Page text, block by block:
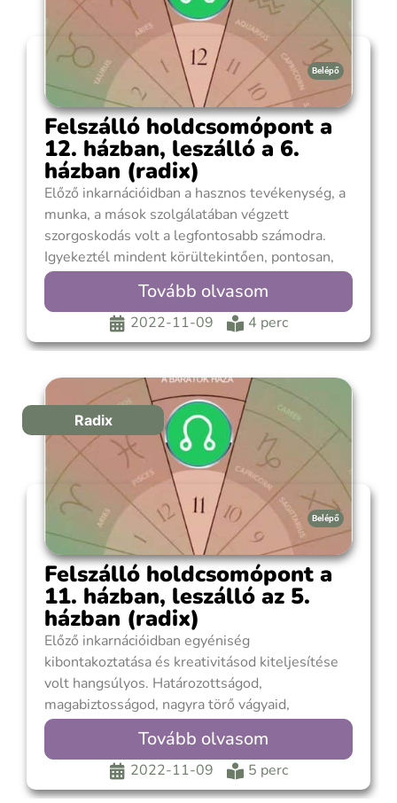
Belépő
Felszálló holdcsomópont a
12. házban, leszálló a 6.
házban (radix)
Előző inkarnációidban a hasznos tevékenység, a
munka, a mások szolgálatában végzett
szorgoskodás volt a legfontosabb számodra.
Igyekeztél mindent körültekintően, pontosan,
precízen végezni, a tökéletességre törekedtél.
Kerülted a felesleges, haszontalan dolgokat, a
legegyszerűbb és leginkább praktikus
megoldásokat kerested. Mindenben a
igyekeztél elhatárolódni, ami elnyomta az
együttérzés
Tovább olvasom
2022-11-09 4 perc
Radix
Belépő
Felszálló holdcsomópont a
11. házban, leszálló az 5.
házban (radix)
Előző inkarnációidban egyéniség
kibontakoztatása és kreativitásod kiteljesítése
volt hangsúlyos. Határozottságod,
magabiztosságod, nagyra törő vágyaid,
bátorságod többnyire sikeressé tettek, ami még
jobban erősítette önbizalmad, öntudatos
viselkedésedet. Természetes volt, hogy
kiemelkedsz a többiek közül, elvártad, hogy
Tovább olvasom
2022-11-09 5 perc